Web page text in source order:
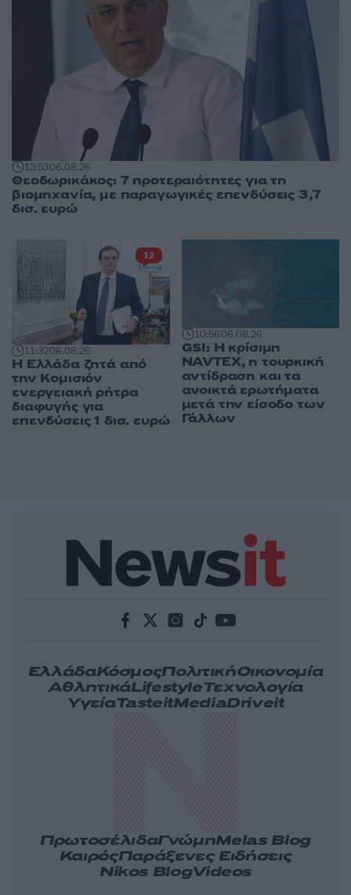
13:5306.08.26
Θεοδωρικάκος: 7 προτεραιότητες για τη
βιομηχανία, με παραγωγικές επενδύσεις 3,7
δισ. ευρώ
11:3206.08.26
Η Ελλάδα ζητά από
την Κομισιόν
ενεργειακή ρήτρα
διαφυγής για
επενδύσεις 1 δισ. ευρώ
12
10:5606.08.26
GSI: Η κρίσιμη
NAVTEX, η τουρκική
αντίδραση και τα
ανοικτά ερωτήματα
μετά την είσοδο των
Γάλλων
ΕλλάδαΚόσμοςΠολιτικήΟικονομία
ΑθλητικάLifestyleΤεχνολογία
ΥγείαTasteitMediaDriveit
ΠρωτοσέλιδαΓνώμηMelas Blog
ΚαιρόςΠαράξενες Ειδήσεις
Nikos BlogVideos